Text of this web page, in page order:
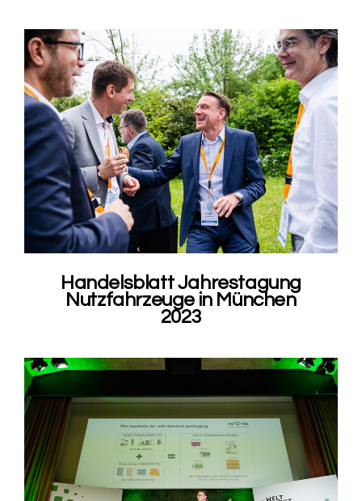
Handelsblatt Jahrestagung
Nutzfahrzeuge in München
2023